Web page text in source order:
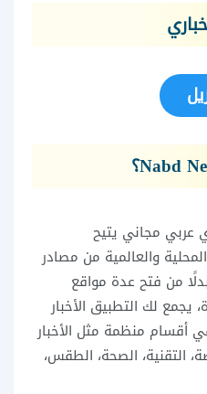
عربي مجاني يتيح
والعالمية من مصادر
من فتح عدة مواقع
يجمع لك التطبيق الأخبار
أقسام منظمة مثل الأخبار
التقنية، الصحة، الطقس،